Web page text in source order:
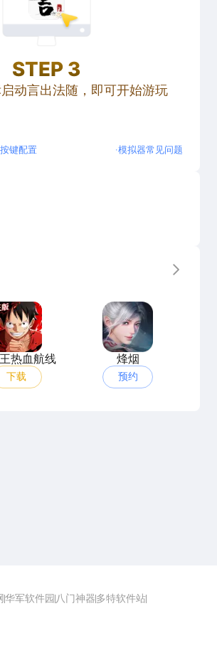
STEP 3
动言出法随，即可开始游玩
键配置 ·模拟器常见问题
更多
航海王热血航线
热血航线
下载
烽烟
烽烟
预约
华军软件园八门神器多特软件站